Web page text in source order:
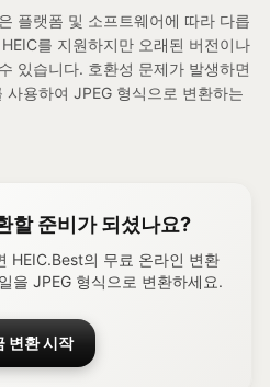
플랫폼 및 소프트웨어에 따라 다릅
를 지원하지만 오래된 버전이나
있습니다. 호환성 문제가 발생하면
용하여 JPEG 형식으로 변환하는
할 준비가 되셨나요?
HEIC.Best의 무료 온라인 변환
을 JPEG 형식으로 변환하세요.
변환 시작